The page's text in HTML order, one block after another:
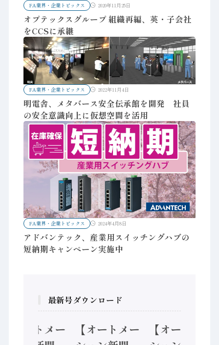
FA業界・企業トピックス 2020年11月25日
オプテックスグループ 組織再編、英・子会社
をCCSに承継
FA業界・企業トピックス 2022年11月4日
明電舎、メタバース安全伝承館を開発 社員
の安全意識向上に仮想空間を活用
FA業界・企業トピックス 2024年4月8日
アドバンテック、産業用スイッチングハブの
短納期キャンペーン実施中
最新号ダウンロード
【オートメー
【オートメー
【オートメー